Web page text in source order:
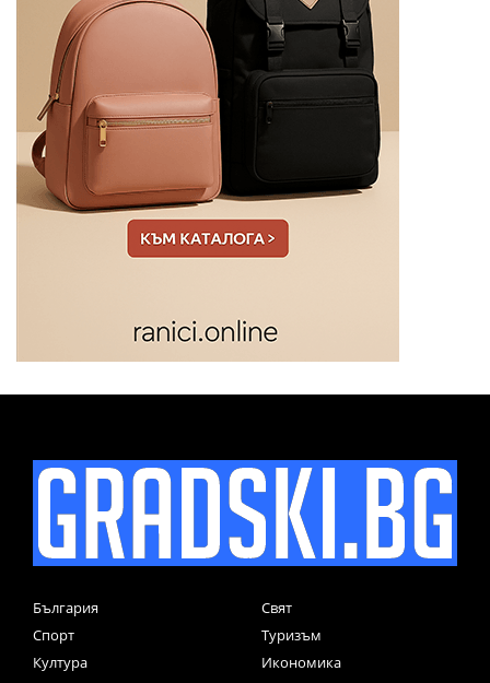
България
Свят
Спорт
Туризъм
Култура
Икономика